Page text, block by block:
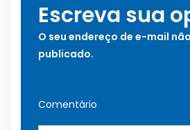
Escreva sua
O seu endereço de e-mail
publicado.
Comentário